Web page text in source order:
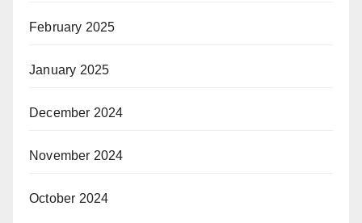
February 2025
January 2025
December 2024
November 2024
October 2024